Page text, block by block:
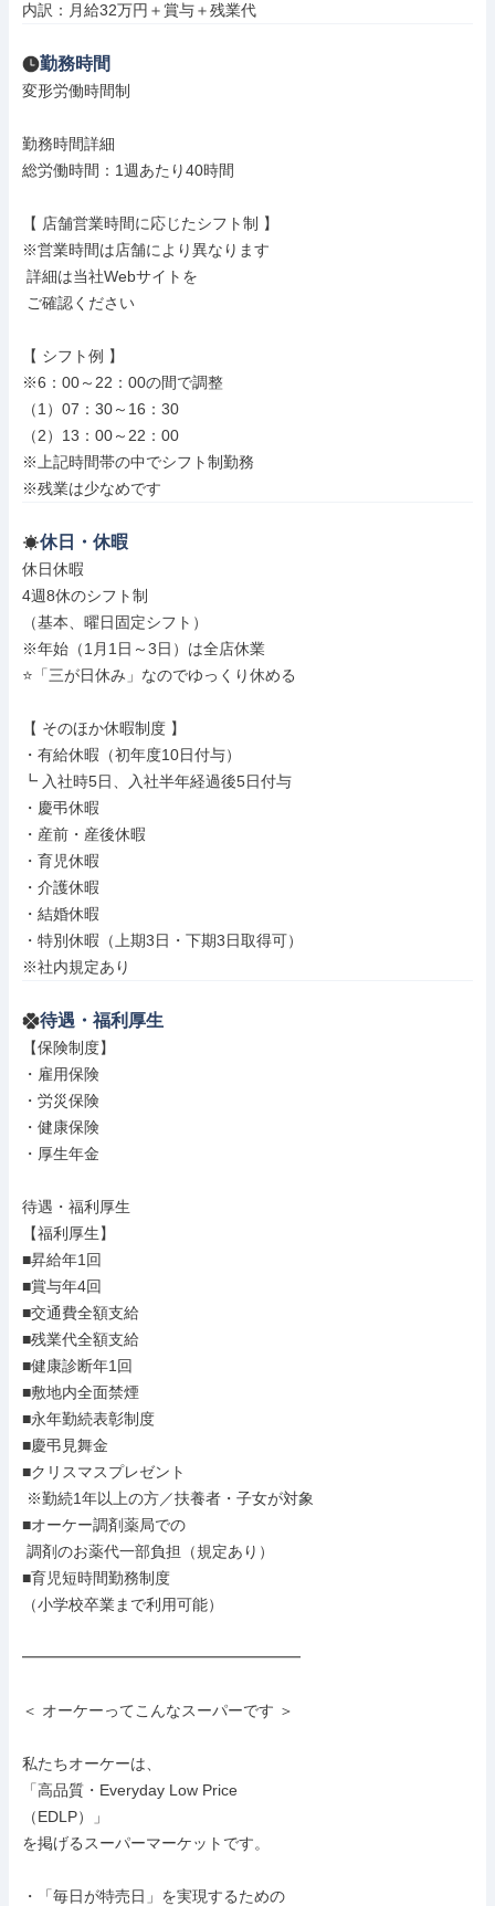
内訳：月給32万円＋賞与＋残業代
勤務時間
変形労働時間制
勤務時間詳細
総労働時間：1週あたり40時間
【 店舗営業時間に応じたシフト制 】
※営業時間は店舗により異なります
【 シフト例 】
※6：00～22：00の間で調整
（1）07：30～16：30
（2）13：00～22：00
※上記時間帯の中でシフト制勤務
※残業は少なめです
休日・休暇
休日休暇
4週8休のシフト制
（基本、曜日固定シフト）
※年始（1月1日～3日）は全店休業
⭐「三が日休み」なのでゆっくり休める
【 そのほか休暇制度 】
・有給休暇（初年度10日付与）
┗ 入社時5日、入社半年経過後5日付与
・慶弔休暇
・産前・産後休暇
・育児休暇
・介護休暇
・結婚休暇
・特別休暇（上期3日・下期3日取得可）
※社内規定あり
待遇・福利厚生
【保険制度】
・雇用保険
・労災保険
・健康保険
・厚生年金
待遇・福利厚生
【福利厚生】
■昇給年1回
■賞与年4回
■交通費全額支給
■残業代全額支給
■健康診断年1回
■敷地内全面禁煙
■永年勤続表彰制度
■慶弔見舞金
■クリスマスプレゼント
■オーケー調剤薬局での
■育児短時間勤務制度
（小学校卒業まで利用可能）
━━━━━━━━━━━━━━━━━━
＜ オーケーってこんなスーパーです ＞
私たちオーケーは、
「高品質・Everyday Low Price
（EDLP）」
を掲げるスーパーマーケットです。
・「毎日が特売日」を実現するための